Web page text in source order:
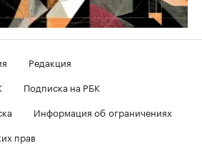
Редакция
Подписка на РБК
Информация об ограничениях
прав